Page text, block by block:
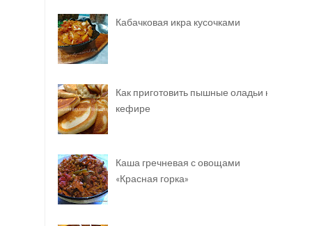
Кабачковая икра кусочками
Как приготовить пышные оладьи на
кефире
Каша гречневая с овощами
«Красная горка»